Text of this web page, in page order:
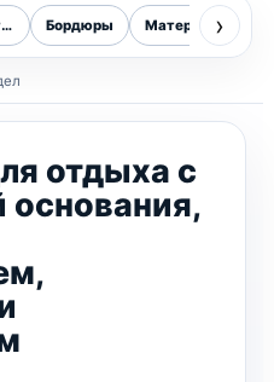
Бордюры Материалы
›
отдыха с
основания,